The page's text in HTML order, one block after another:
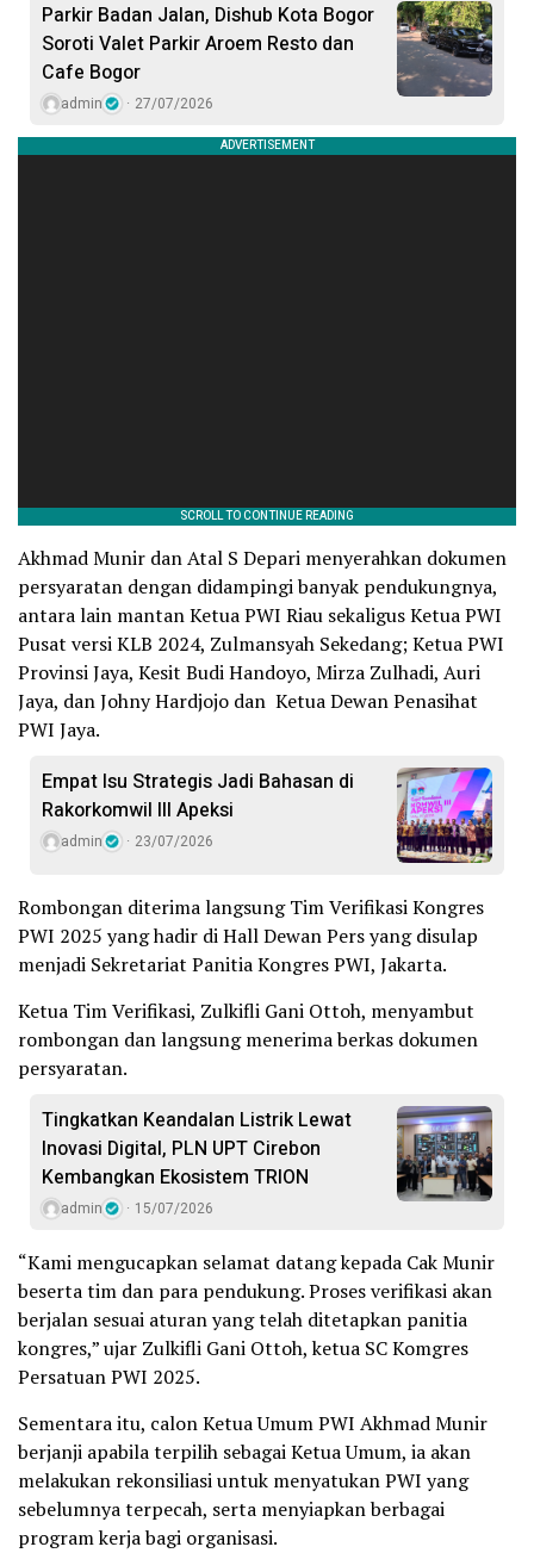
Parkir Badan Jalan, Dishub Kota Bogor
Soroti Valet Parkir Aroem Resto dan
Cafe Bogor
admin 27/07/2026
Akhmad Munir dan Atal S Depari menyerahkan dokumen
persyaratan dengan didampingi banyak pendukungnya,
antara lain mantan Ketua PWI Riau sekaligus Ketua PWI
Pusat versi KLB 2024, Zulmansyah Sekedang; Ketua PWI
Provinsi Jaya, Kesit Budi Handoyo, Mirza Zulhadi, Auri
Jaya, dan Johny Hardjojo dan Ketua Dewan Penasihat
PWI Jaya.
Empat Isu Strategis Jadi Bahasan di
Rakorkomwil III Apeksi
admin 23/07/2026
Rombongan diterima langsung Tim Verifikasi Kongres
PWI 2025 yang hadir di Hall Dewan Pers yang disulap
menjadi Sekretariat Panitia Kongres PWI, Jakarta.
Ketua Tim Verifikasi, Zulkifli Gani Ottoh, menyambut
rombongan dan langsung menerima berkas dokumen
persyaratan.
Tingkatkan Keandalan Listrik Lewat
Inovasi Digital, PLN UPT Cirebon
Kembangkan Ekosistem TRION
admin 15/07/2026
“Kami mengucapkan selamat datang kepada Cak Munir
beserta tim dan para pendukung. Proses verifikasi akan
berjalan sesuai aturan yang telah ditetapkan panitia
kongres,” ujar Zulkifli Gani Ottoh, ketua SC Komgres
Persatuan PWI 2025.
Sementara itu, calon Ketua Umum PWI Akhmad Munir
berjanji apabila terpilih sebagai Ketua Umum, ia akan
melakukan rekonsiliasi untuk menyatukan PWI yang
sebelumnya terpecah, serta menyiapkan berbagai
program kerja bagi organisasi.